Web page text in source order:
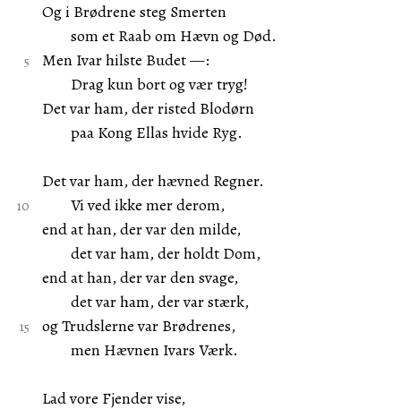
Og i Brødrene steg Smerten
som et Raab om Hævn og Død.
Men Ivar hilste Budet —:
Drag kun bort og vær tryg!
Det var ham, der risted Blodørn
paa Kong Ellas hvide Ryg.
Det var ham, der hævned Regner.
Vi ved ikke mer derom,
end at han, der var den milde,
det var ham, der holdt Dom,
end at han, der var den svage,
det var ham, der var stærk,
og Trudslerne var Brødrenes,
men Hævnen Ivars Værk.
Lad vore Fjender vise,